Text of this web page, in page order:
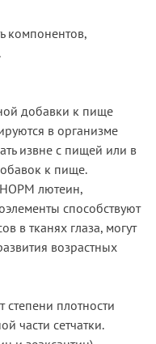
компонентов,
добавки к пище
в организме
извне с пищей или в
к пище.
лютеин,
способствуют
в тканях глаза, могут
возрастных
плотности
части сетчатки.